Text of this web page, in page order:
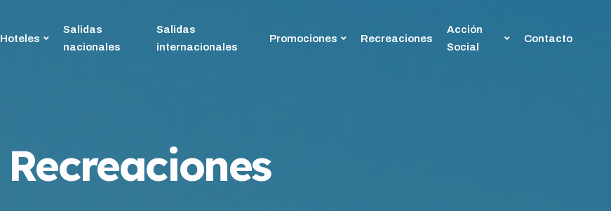
Hoteles
Salidas
nacionales
Salidas
internacionales
Promociones Recreaciones
Acción
Social
Contacto
Recreaciones